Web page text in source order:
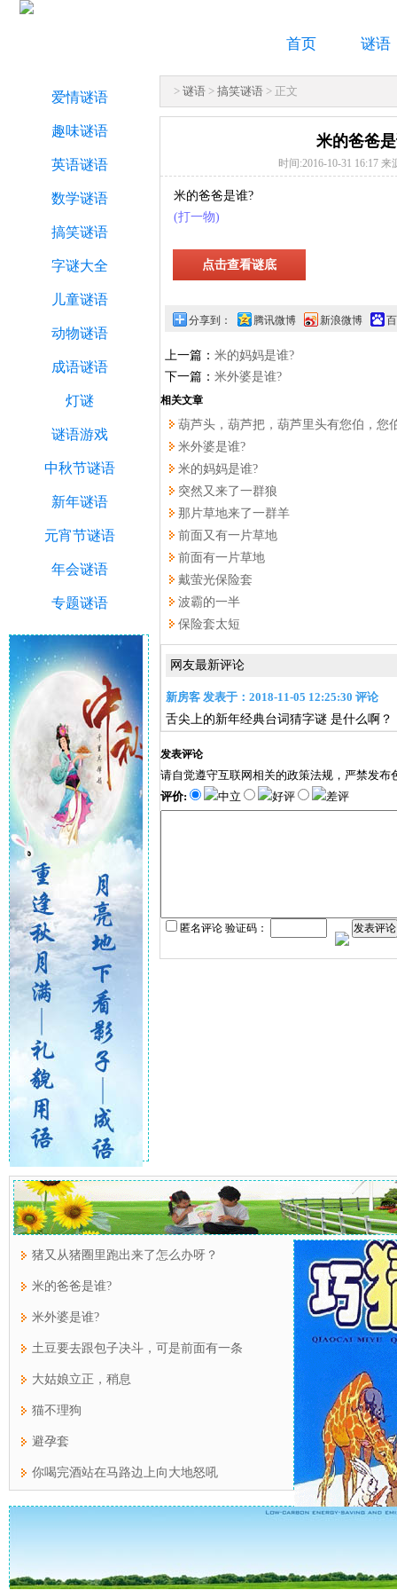
首页 谜语
> 谜语 > 搞笑谜语 > 正文
爱情谜语
趣味谜语
英语谜语
数学谜语
搞笑谜语
字谜大全
儿童谜语
动物谜语
成语谜语
灯谜
谜语游戏
中秋节谜语
新年谜语
元宵节谜语
年会谜语
专题谜语
米的爸爸
时间:2016-10-31 16:17 来
米的爸爸是谁?
(打一物)
分享到： 腾讯微博 新浪微博
上一篇： 米的妈妈是谁?
下一篇： 米外婆是谁?
相关文章
葫芦头，葫芦把，葫芦里头有您伯，您
米外婆是谁?
米的妈妈是谁?
突然又来了一群狼
那片草地来了一群羊
前面又有一片草地
前面有一片草地
戴萤光保险套
波霸的一半
保险套太短
网友最新评论
新房客 发表于：2018-11-05 12:25:30 评论
舌尖上的新年经典台词猜字谜 是什么啊？
发表评论
请自觉遵守互联网相关的政策法规，严禁发布
评价:
中立 好评 差评
匿名评论 验证码： 发表评论
猪又从猪圈里跑出来了怎么办呀？
米的爸爸是谁?
米外婆是谁?
土豆要去跟包子决斗，可是前面有一条
大姑娘立正，稍息
猫不理狗
避孕套
你喝完酒站在马路边上向大地怒吼